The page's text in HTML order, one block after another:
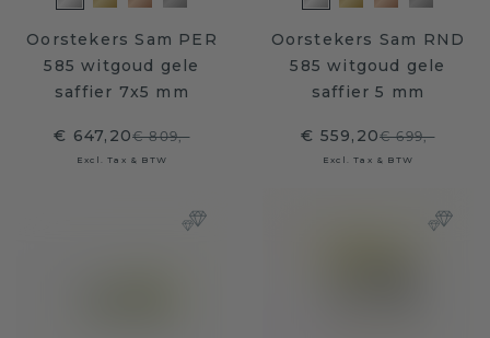
Oorstekers Sam PER
585 witgoud gele
saffier 7x5 mm
€ 647,20€ 809,-
Excl. Tax & BTW
Oorstekers Sam RND
585 witgoud gele
saffier 5 mm
€ 559,20€ 699,-
Excl. Tax & BTW